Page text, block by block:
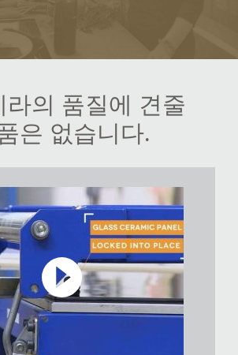
라의 품질에 견줄
은 없습니다.